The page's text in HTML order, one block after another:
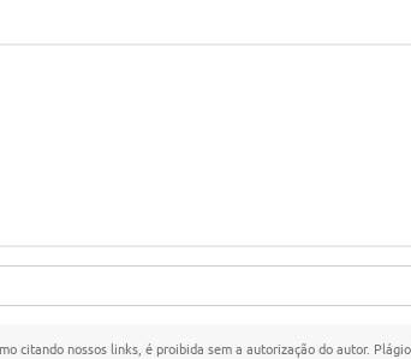
citando nossos links, é proibida sem a autorização do autor.